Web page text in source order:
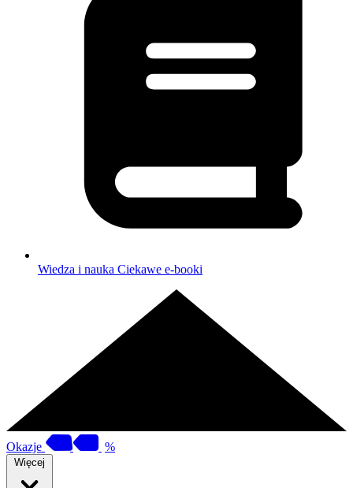
Wiedza i nauka Ciekawe e-booki
Okazje %
Więcej